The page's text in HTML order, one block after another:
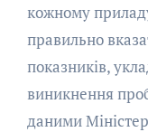
кожному
правильно
показників,
виникнення
даними